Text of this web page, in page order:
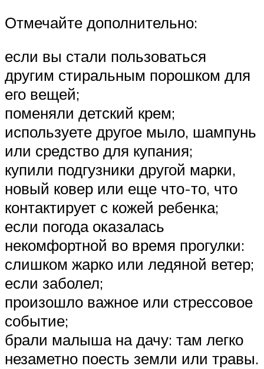
Отмечайте дополнительно:
если вы стали пользоваться
другим стиральным порошком для
его вещей;
поменяли детский крем;
используете другое мыло, шампунь
или средство для купания;
купили подгузники другой марки,
новый ковер или еще что-то, что
контактирует с кожей ребенка;
если погода оказалась
некомфортной во время прогулки:
слишком жарко или ледяной ветер;
если заболел;
произошло важное или стрессовое
событие;
брали малыша на дачу: там легко
незаметно поесть земли или травы.